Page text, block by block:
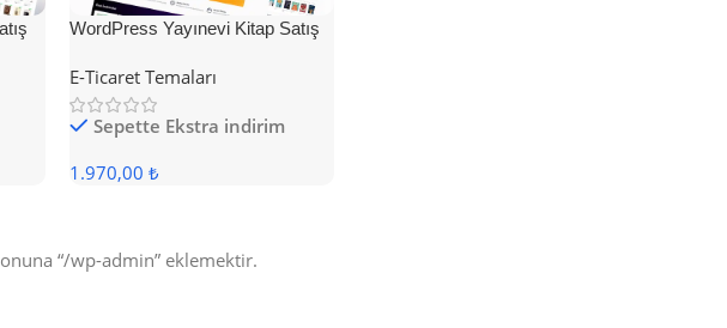
WordPress Yayınevi Kitap Satış
E-Ticaret Temaları
Sepette Ekstra indirim
1.970,00 ₺
“/wp-admin” eklemektir.